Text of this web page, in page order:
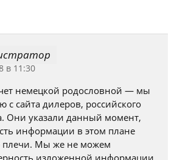
в 11:30
немецкой родословной — мы
сайта дилеров, российского
Они указали данный момент,
информации в этом плане
плечи. Мы же не можем
изложенной информации